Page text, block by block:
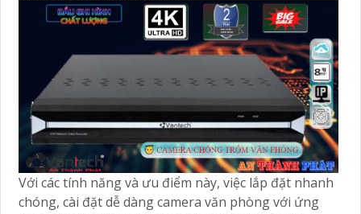
Với các tính năng và ưu điểm này, việc lắp đặt nhanh
chóng, cài đặt dễ dàng camera văn phòng với ứng